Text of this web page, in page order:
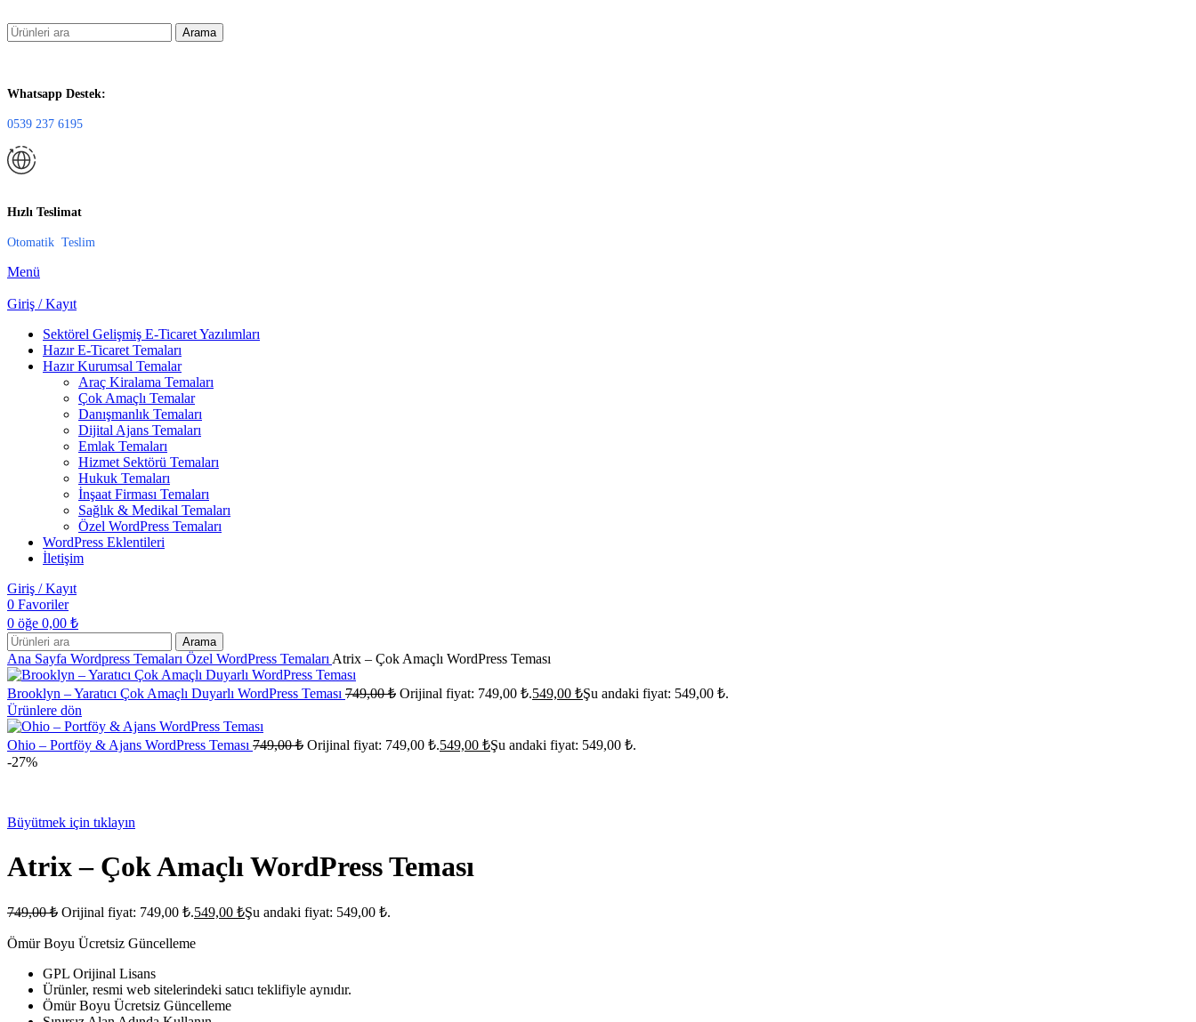
Arama
Whatsapp Destek:
0539 237 6195
Hızlı Teslimat
Otomatik Teslim
Menü
Giriş / Kayıt
Sektörel Gelişmiş E-Ticaret Yazılımları
Hazır E-Ticaret Temaları
Hazır Kurumsal Temalar
Araç Kiralama Temaları
Çok Amaçlı Temalar
Danışmanlık Temaları
Dijital Ajans Temaları
Emlak Temaları
Hizmet Sektörü Temaları
Hukuk Temaları
İnşaat Firması Temaları
Sağlık & Medikal Temaları
Özel WordPress Temaları
WordPress Eklentileri
İletişim
Giriş / Kayıt
0 Favoriler
0 öğe 0,00 ₺
Arama
Ana Sayfa Wordpress Temaları Özel WordPress Temaları Atrix – Çok Amaçlı WordPress Teması
Brooklyn – Yaratıcı Çok Amaçlı Duyarlı WordPress Teması 749,00₺ Orijinal fiyat: 749,00 ₺.549,00 ₺Şu andaki fiyat: 549,00 ₺.
Ürünlere dön
Ohio – Portföy & Ajans WordPress Teması 749,00₺ Orijinal fiyat: 749,00 ₺.549,00 ₺Şu andaki fiyat: 549,00 ₺.
-27%
Büyütmek için tıklayın
Atrix – Çok Amaçlı WordPress Teması
749,00₺ Orijinal fiyat: 749,00 ₺.549,00 ₺Şu andaki fiyat: 549,00 ₺.
Ömür Boyu Ücretsiz Güncelleme
GPL Orijinal Lisans
Ürünler, resmi web sitelerindeki satıcı teklifiyle aynıdır.
Ömür Boyu Ücretsiz Güncelleme